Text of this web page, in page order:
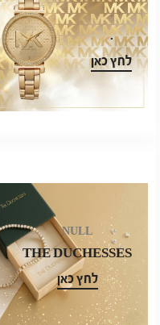
.
.
לחץ כאן
NULL
THE DUCHESSES
לחץ כאן